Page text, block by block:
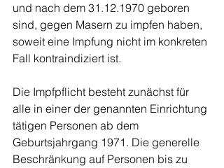
und nach dem 31.12.1970 geboren
sind, gegen Masern zu impfen haben,
soweit eine Impfung nicht im konkreten
Fall kontraindiziert ist.
Die Impfpflicht besteht zunächst für
alle in einer der genannten Einrichtung
tätigen Personen ab dem
Geburtsjahrgang 1971. Die generelle
Beschränkung auf Personen bis zu